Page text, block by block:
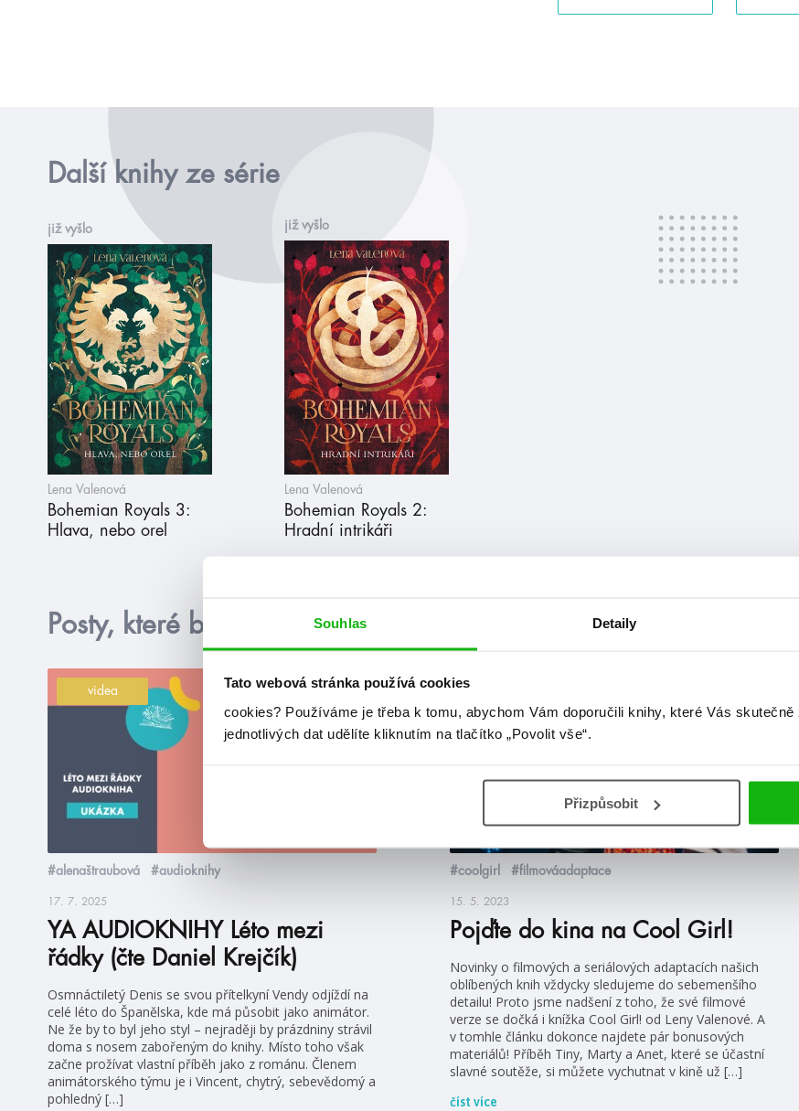
Souhlas Detaily
Tato webová stránka používá cookies
cookies? Používáme je třeba k tomu, abychom Vám doporučili knihy, které Vás skutečně
jednotlivých dat udělíte kliknutím na tlačítko „Povolit vše“.
Přizpůsobit
Další knihy ze série
již vyšlo
Lena Valenová
Bohemian Royals 3:
Hlava, nebo orel
již vyšlo
Lena Valenová
Bohemian Royals 2:
Hradní intrikáři
Posty, které by tě mohly zajímat
videa
#alenaštraubová #audioknihy
17. 7. 2025
YA AUDIOKNIHY Léto mezi
řádky (čte Daniel Krejčík)
Osmnáctiletý Denis se svou přítelkyní Vendy odjíždí na
celé léto do Španělska, kde má působit jako animátor.
Ne že by to byl jeho styl – nejraději by prázdniny strávil
doma s nosem zabořeným do knihy. Místo toho však
začne prožívat vlastní příběh jako z románu. Členem
animátorského týmu je i Vincent, chytrý, sebevědomý a
pohledný […]
#coolgirl #filmováadaptace
15. 5. 2023
Pojďte do kina na Cool Girl!
Novinky o filmových a seriálových adaptacích našich
oblíbených knih vždycky sledujeme do sebemenšího
detailu! Proto jsme nadšení z toho, že své filmové
verze se dočká i knížka Cool Girl! od Leny Valenové. A
v tomhle článku dokonce najdete pár bonusových
materiálů! Příběh Tiny, Marty a Anet, které se účastní
slavné soutěže, si můžete vychutnat v kině už […]
číst více